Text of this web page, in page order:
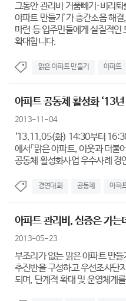
그동안 관리비 거품빼기·비리
아파트 만들기’가 층간소음 해
마련 등 입주민들에게 실질적인
확대합니다.
맑은 아파트 만들기 아파트
아파트 공동체 활성화 ‘13
2013-11-04
‘13.11.05(화) 14:30부터
에서「맑은 아파트, 이웃과 더불
공동체 활성화사업 우수사례 경
경연대회 공동체 아파
아파트 관리비, 심증은 가는
2013-05-23
부조리가 없는 맑은 아파트 만
추진반을 구성하고 우선조사단
되며, 단계적 확대 및 운영체계